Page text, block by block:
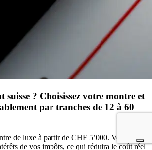
suisse ? Choisissez votre montre et
par tranches de 12 à 60
de luxe à partir de CHF 5’000. Vous
de vos impôts, ce qui réduira le coût réel